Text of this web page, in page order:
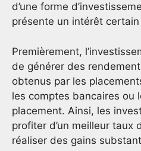
d’une forme
présente un intérêt
Premièrement,
de générer des
obtenus par les
les comptes bancaires ou
placement. Ainsi, les
profiter d’un meilleur taux
réaliser des gains